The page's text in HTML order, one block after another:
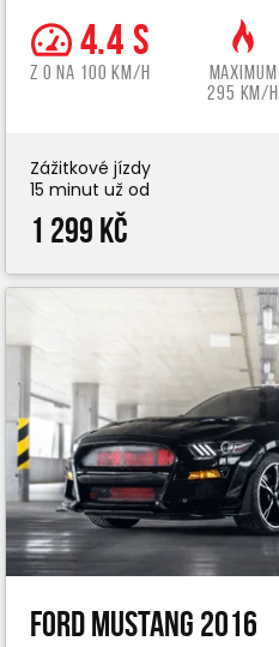
4.4 s
z 0 na 100 km/h
Maximum
295 km/h
Zážitkové jízdy
15 minut už od
1 299 Kč
Ford Mustang 2016